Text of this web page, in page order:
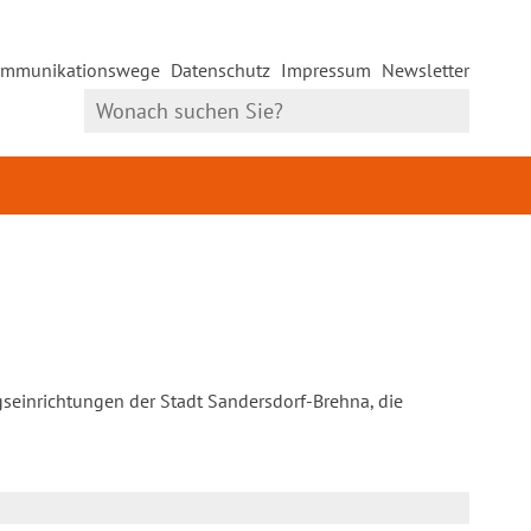
Datenschutz Impressum Newsletter
der Stadt Sandersdorf-Brehna, die